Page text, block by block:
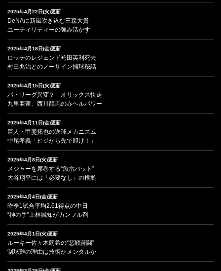
2025年4月22日(火)更新
DeNAに新風吹き込む三森大貴
ユーティリティーの強み活かす
2025年4月18日(金)更新
ロッテのレジェンド袴田英利死去
村田兆治とのノーサイン捕球秘話
2025年4月15日(火)更新
パ・リーグ異変？ オリックス快走
九里亜蓮、西川龍馬の赤ヘルパワー
2025年4月11日(金)更新
巨人・甲斐拓也の送球メカニズム
中尾孝義「ヒジから先で叩け！」
2025年4月8日(火)更新
メジャーを席巻する“魚雷バット”
大谷翔平には「必要なし」の根拠
2025年4月4日(金)更新
昨季1試合平均2.61得点の中日
“神の手”上林誠知がカンフル剤
2025年4月1日(火)更新
ルーキー佐々木朗希の“悪戦苦闘”
制球難の理由は技術かメンタルか